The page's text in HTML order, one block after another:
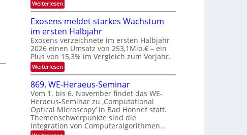
l
k
V
I
S
I
O
N
2
0
2
6
e
k
t
r
o
n
i
k
-
u
n
d
B
Weiterlesen:
W
n
n
d
i
e
K
I
m
i
t
d
e
n
k
t
Exosens meldet starkes Wachstum
im ersten Halbjahr
Exosens verzeichnete im ersten Halbjahr
2026 einen Umsatz von 253,1Mio.€ – ein
Plus von 15,3% im Vergleich zum Vorjahr.
Weiterlesen:
E
x
o
s
e
n
s
m
e
869. WE-Heraeus-Seminar
Vom 1. bis 6. November findet das WE-
Heraeus-Seminar zu ‚Computational
Optical Microscopy‘ in Bad Honnef statt.
Themenschwerpunkte sind die
Integration von Computeralgorithmen…